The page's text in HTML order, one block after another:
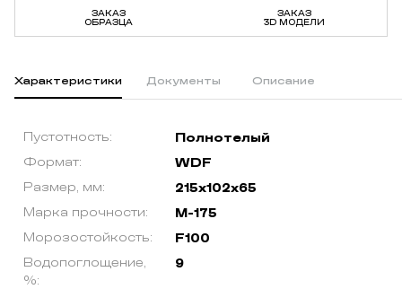
ЗАКАЗ
ОБРАЗЦА
ЗАКАЗ
3D МОДЕЛИ
Характеристики Документы Описание
Пустотность: Полнотелый
Формат: WDF
Размер, мм: 215х102х65
Марка прочности: М-175
Морозостойкость: F100
Водопоглощение,
%:
9